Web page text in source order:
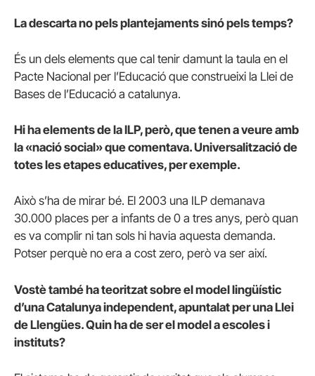
La descarta no pels plantejaments sinó pels temps?
És un dels elements que cal tenir damunt la taula en el
Pacte Nacional per l’Educació que construeixi la Llei de
Bases de l’Educació a catalunya.
Hi ha elements de la ILP, però, que tenen a veure amb
la «nació social» que comentava. Universalització de
totes les etapes educatives, per exemple.
Això s’ha de mirar bé. El 2003 una ILP demanava
30.000 places per a infants de 0 a tres anys, però quan
es va complir ni tan sols hi havia aquesta demanda.
Potser perquè no era a cost zero, però va ser així.
Vostè també ha teoritzat sobre el model lingüístic
d’una Catalunya independent, apuntalat per una Llei
de Llengües. Quin ha de ser el model a escoles i
instituts?